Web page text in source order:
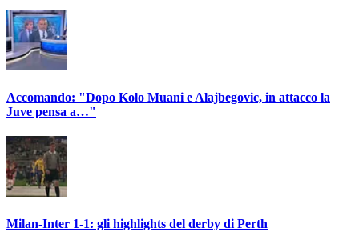
Accomando: "Dopo Kolo Muani e Alajbegovic, in attacco la
Juve pensa a…"
Milan-Inter 1-1: gli highlights del derby di Perth